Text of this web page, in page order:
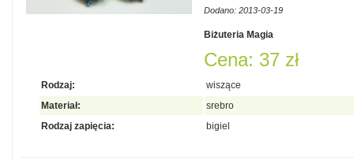
Dodano: 2013-03-19
Biżuteria Magia
Cena: 37 zł
Rodzaj:
wiszące
Materiał:
srebro
Rodzaj zapięcia:
bigiel